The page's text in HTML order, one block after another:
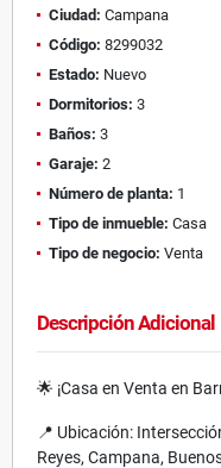
Ciudad: Campana
Código: 8299032
Estado: Nuevo
Dormitorios: 3
Baños: 3
Garaje: 2
Número de planta: 1
Tipo de inmueble: Casa
Tipo de negocio: Venta
Descripción Adicional
🌟 ¡Casa en Venta en
📍 Ubicación:
Reyes, Campana,